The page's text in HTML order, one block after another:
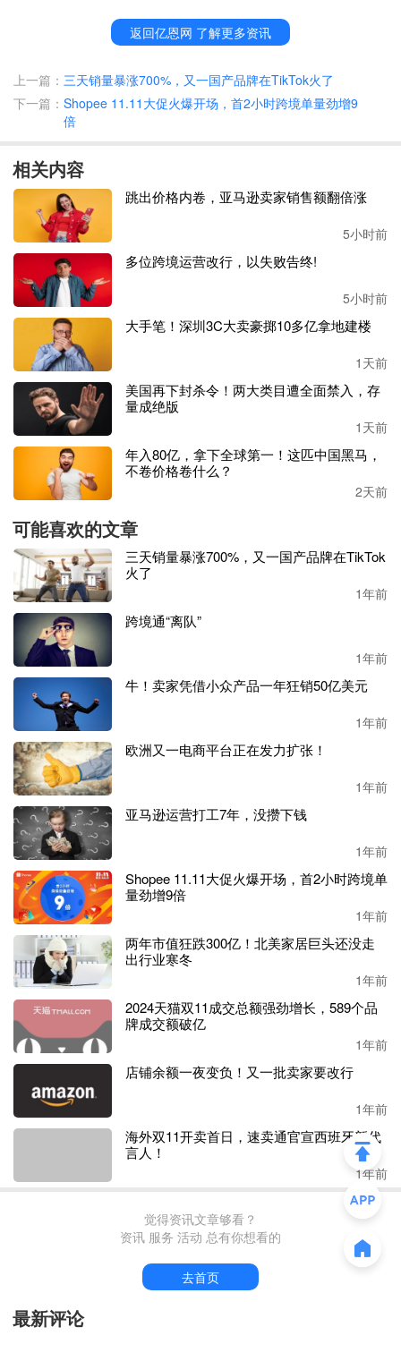
场覆盖全球200+个国家和地区，全球用户突破1400万+
灯具和装饰类灯具冲刺海外市场。
依靠亚马逊和独立站等平台，
打开海外线上市场。
通过品牌名Yeelight在亚马逊进行搜索，其在该平台上的在
售listing有43条，且产品定价没有统一的范围，最低有个位
数，比如8.99美元，价高者达到699.99美元。
虽然目前Yeelight在亚马逊上的表现一般，多数listing留评并
不高，且在相应类目的BS榜中也无靠前的排名，但从销售
数据来看，其变色台灯和智能灯泡还挺受消费者欢迎。
在品牌独立站的建设上，Yeelight也颇为用心，页面设置清
晰，从风格和使用场景等方面对产品进行了购买分栏，比如
装饰灯、台灯、智能照明，室内、户外、游戏世界……
其还会整理近期高需求高消费的产品，比如随着圣诞节到
来，旗下的圣诞灯串等开始热卖，还有旗下的户外灯、窗帘
灯、普通灯带都保有较高的关注度。
Similarweb数据显示，
全球、美国品类网站的排名均有所上升，当月，其访问量达
到22.72万次，近三个月的月均访问量达到22.23万次
从 Google trend数据来看，自成立以来，其在全球的品牌搜
索热度有了一个较快的增长，尤其是2018年11月到达巅峰，
此后保持较高水平，而每年的第四季度都能保持一个较高的
热度。
虽然目前Yeelight在海外的市场还没有一个比较亮眼的表
现，但依托于与各个超级大厂的合作，未来或大有一番作
为。
融资7轮，单轮达3亿元
以中国市场家用智能照明销售额为标准，
是唯一一家进入行业第一梯队的专业智能照明品牌，跻身7
亿-10亿俱乐部。
Yeelight海外品牌官网显示，目前其全球日活跃设备数1000
万+
虽然有自营品牌在进行B2C销售，但同时Yeelight与全球多个
行业巨头保持着紧密的合作关系，比如苹果、谷歌、亚马
逊、三星、雷蛇、小米、百度、 还是中
国第一批支持
Google Assistant、Amazon Alexa、RazreChrom
a的照明品牌之一。
Yeelight是小米的第一批生态链企业。
的第一款众筹产品智能调光灯泡
“sunFlowe
产品
勇闯美国硅谷，拿下
HAXLRBR、SOSV的数十
返回亿恩网 了解更多资讯
上一篇： 三天销量暴涨700%，又一国产品牌在TikTok火了
下一篇： Shopee 11.11大促火爆开场，首2小时跨境单量劲增9
倍
相关内容
跳出价格内卷，亚马逊卖家销售额翻倍涨
5小时前
多位跨境运营改行，以失败告终!
5小时前
大手笔！深圳3C大卖豪掷10多亿拿地建楼
1天前
美国再下封杀令！两大类目遭全面禁入，存
量成绝版
1天前
年入80亿，拿下全球第一！这匹中国黑马，
不卷价格卷什么？
2天前
可能喜欢的文章
三天销量暴涨700%，又一国产品牌在TikTok
火了
1年前
跨境通“离队”
1年前
牛！卖家凭借小众产品一年狂销50亿美元
1年前
欧洲又一电商平台正在发力扩张！
1年前
亚马逊运营打工7年，没攒下钱
1年前
Shopee 11.11大促火爆开场，首2小时跨境单
量劲增9倍
1年前
两年市值狂跌300亿！北美家居巨头还没走
出行业寒冬
1年前
2024天猫双11成交总额强劲增长，589个品
牌成交额破亿
1年前
店铺余额一夜变负！又一批卖家要改行
1年前
海外双11开卖首日，速卖通官宣西班牙新代言人！
1年前
去首页